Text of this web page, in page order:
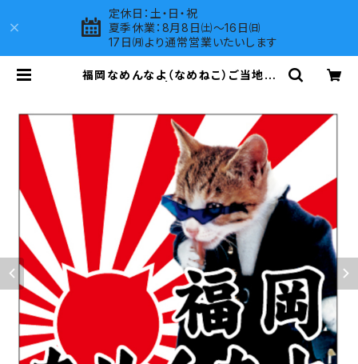
定休日：土・日・祝
夏季休業：8月8日㈯～16日㈰
17日㈪より通常営業いたいします
福岡なめんなよ（なめねこ）ご当地ス